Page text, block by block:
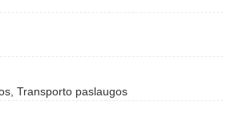
Transporto paslaugos